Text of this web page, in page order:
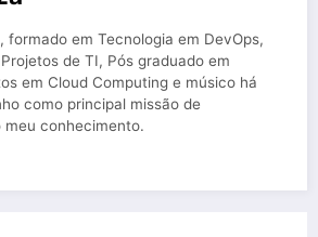
formado em Tecnologia em DevOps,
de TI, Pós graduado em
em Cloud Computing e músico há
como principal missão de
conhecimento.